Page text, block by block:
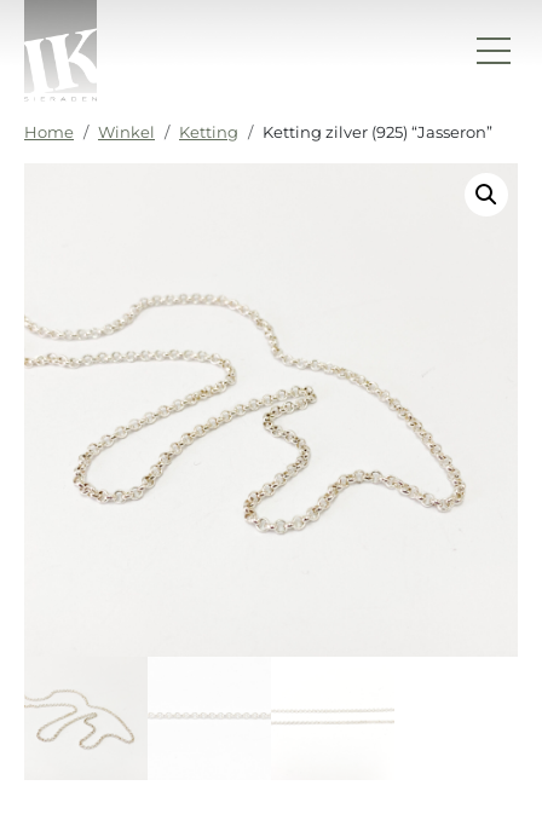
IK sieraden
Home Winkel Ketting Ketting zilver (925) “Jasseron”